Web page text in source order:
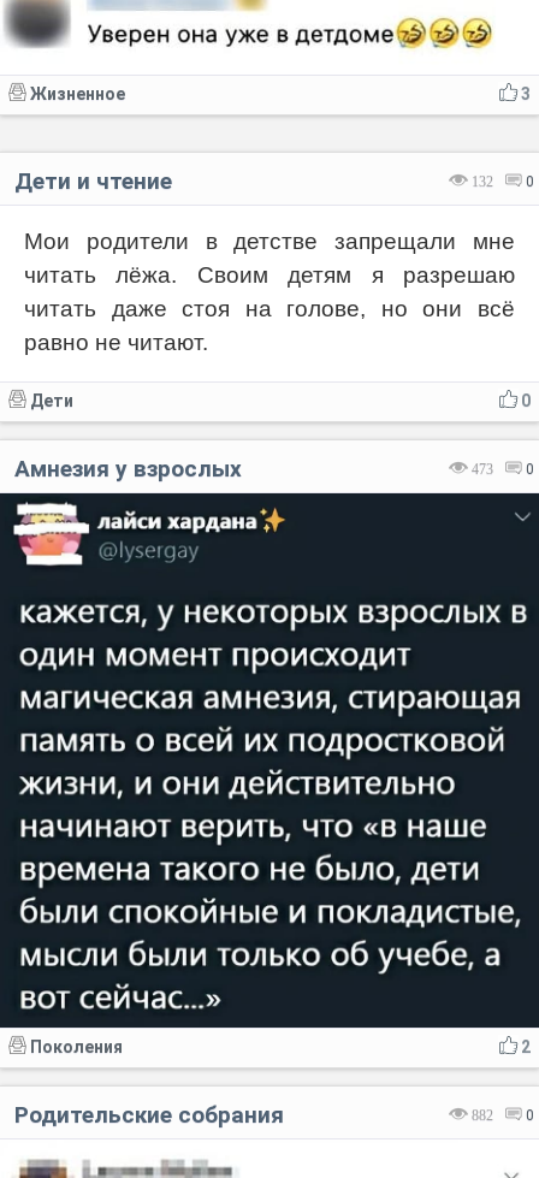
3
Жизненное
132 0
Дети и чтение
Мои родители в детстве запрещали мне
читать лёжа. Своим детям я разрешаю
читать даже стоя на голове, но они всё
равно не читают.
0
Дети
473 0
Амнезия у взрослых
2
Поколения
882 0
Родительские собрания